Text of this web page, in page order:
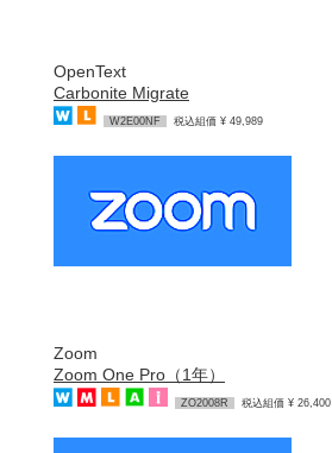
OpenText
Carbonite Migrate
W2E00NF 税込組価 ¥ 49,989
Zoom
Zoom One Pro（1年）
ZO2008R 税込組価 ¥ 26,400